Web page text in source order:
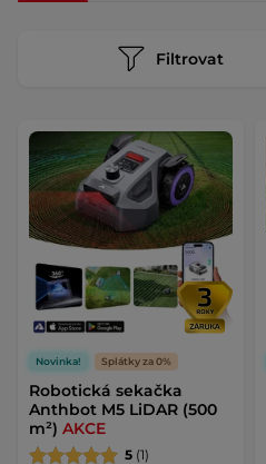
Filtrovat
Novinka! Splátky za 0%
Robotická sekačka
Anthbot M5 LiDAR (500
m²) AKCE
5 (1)